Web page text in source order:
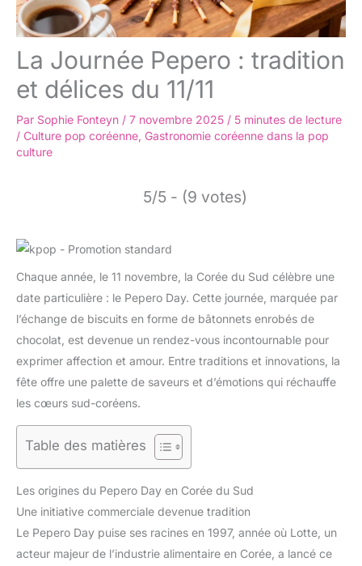
La Journée Pepero : tradition
et délices du 11/11
Par Sophie Fonteyn / 7 novembre 2025 / 5 minutes de lecture
/ Culture pop coréenne, Gastronomie coréenne dans la pop
culture
5/5 - (9 votes)
Chaque année, le 11 novembre, la Corée du Sud célèbre une
date particulière : le Pepero Day. Cette journée, marquée par
l’échange de biscuits en forme de bâtonnets enrobés de
chocolat, est devenue un rendez-vous incontournable pour
exprimer affection et amour. Entre traditions et innovations, la
fête offre une palette de saveurs et d’émotions qui réchauffe
les cœurs sud-coréens.
Table des matières
Les origines du Pepero Day en Corée du Sud
Une initiative commerciale devenue tradition
Le Pepero Day puise ses racines en 1997, année où Lotte, un
acteur majeur de l’industrie alimentaire en Corée, a lancé ce